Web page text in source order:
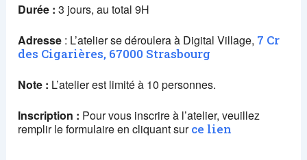
Durée : 3 jours, au total 9H
Adresse : L’atelier se déroulera à Digital Village, 7 Cr
des Cigarières, 67000 Strasbourg
Note : L’atelier est limité à 10 personnes.
Inscription : Pour vous inscrire à l’atelier, veuillez
remplir le formulaire en cliquant surce lien